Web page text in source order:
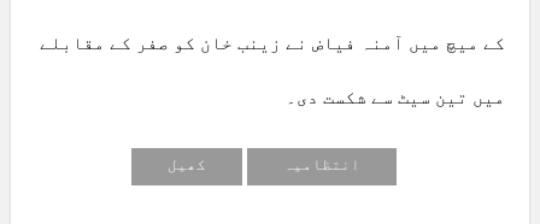
کے میچ میں آمنہ فیاض نے زینب خان کو صفر کے مقابلے
میں تین سیٹ سے شکست دی۔
انتظامیہ کھیل